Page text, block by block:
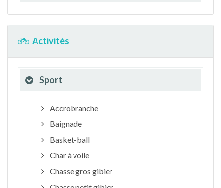
Activités
Sport
Accrobranche
Baignade
Basket-ball
Char à voile
Chasse gros gibier